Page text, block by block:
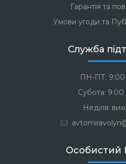
Гарантія та
Умови угоди та
Служба
ПН-ПТ:
Субота: 9:00
Неділя:
Особистий